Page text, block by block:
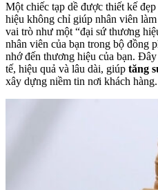
Một chiếc tạp dề được thiết kế
hiệu không chỉ giúp nhân viên
vai trò như một “đại sứ thương
nhân viên của bạn trong bộ đồng
nhớ đến thương hiệu của bạn.
tế, hiệu quả và lâu dài, giúp tăng
xây dựng niềm tin nơi khách hàng.